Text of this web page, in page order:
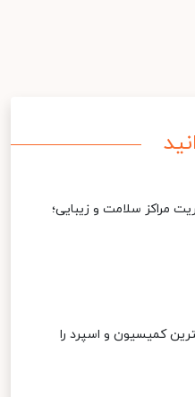
مراکز سلامت و زیبایی؛
کمیسیون و اسپرد را